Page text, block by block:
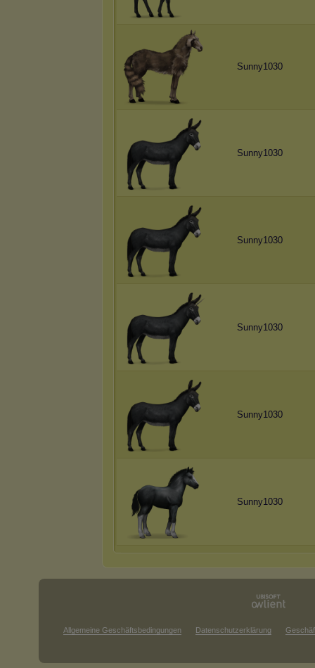
Sunny1030
Sunny1030
Sunny1030
Sunny1030
Sunny1030
Sunny1030
Allgemeine Geschäftsbedingungen Datenschutzerklärung